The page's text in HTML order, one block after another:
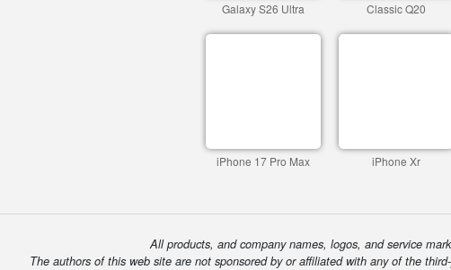
Galaxy S26 Ultra Classic Q20
iPhone 17 Pro Max iPhone Xr
All products, and company names, logos, and service
The authors of this web site are not sponsored by or affiliated with any of the